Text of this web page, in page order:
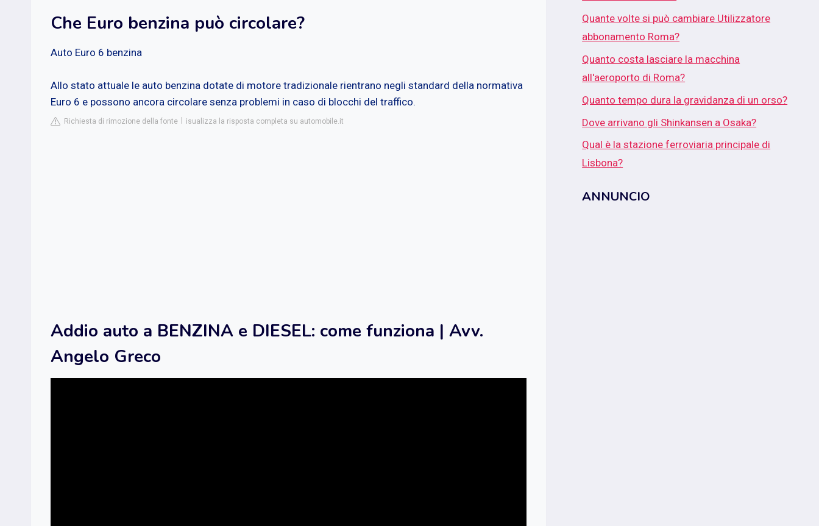
Che Euro benzina può circolare?
Auto Euro 6 benzina
Allo stato attuale le auto benzina dotate di motore tradizionale rientrano negli standard della normativa
Euro 6 e possono ancora circolare senza problemi in caso di blocchi del traffico.
Richiesta di rimozione della fonte isualizza la risposta completa su automobile.it
Addio auto a BENZINA e DIESEL: come funziona | Avv.
Angelo Greco
Quante volte si può cambiare Utilizzatore
abbonamento Roma?
Quanto costa lasciare la macchina
all'aeroporto di Roma?
Quanto tempo dura la gravidanza di un orso?
Dove arrivano gli Shinkansen a Osaka?
Qual è la stazione ferroviaria principale di
Lisbona?
ANNUNCIO